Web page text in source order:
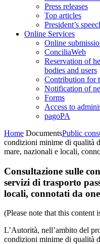
Press releases
Top articles
President’s
Online Services
Online
ConciliaWeb
Reservation of
bodies and users
Contribution for
Notification of
Forms
Access to
pagoPA
Home DocumentsPublic
condizioni minime di qualità
mare, nazionali e locali,
Consultazione sulle
servizi di trasporto
locali, connotati da
(Please note that this content
L’Autorità, nell’ambito del
condizioni minime di qualità